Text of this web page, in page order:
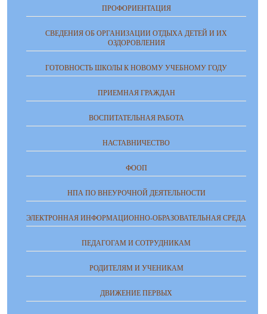
ПРОФОРИЕНТАЦИЯ
СВЕДЕНИЯ ОБ ОРГАНИЗАЦИИ ОТДЫХА ДЕТЕЙ И ИХ
ОЗДОРОВЛЕНИЯ
ГОТОВНОСТЬ ШКОЛЫ К НОВОМУ УЧЕБНОМУ ГОДУ
ПРИЕМНАЯ ГРАЖДАН
ВОСПИТАТЕЛЬНАЯ РАБОТА
НАСТАВНИЧЕСТВО
ФООП
НПА ПО ВНЕУРОЧНОЙ ДЕЯТЕЛЬНОСТИ
ЭЛЕКТРОННАЯ ИНФОРМАЦИОННО-ОБРАЗОВАТЕЛЬНАЯ СРЕДА
ПЕДАГОГАМ И СОТРУДНИКАМ
РОДИТЕЛЯМ И УЧЕНИКАМ
ДВИЖЕНИЕ ПЕРВЫХ